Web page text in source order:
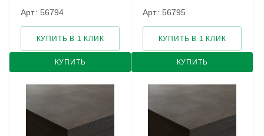
Арт.: 56794
КУПИТЬ
КУПИТЬ В 1 КЛИК
Арт.: 56795
КУПИТЬ
КУПИТЬ В 1 КЛИК